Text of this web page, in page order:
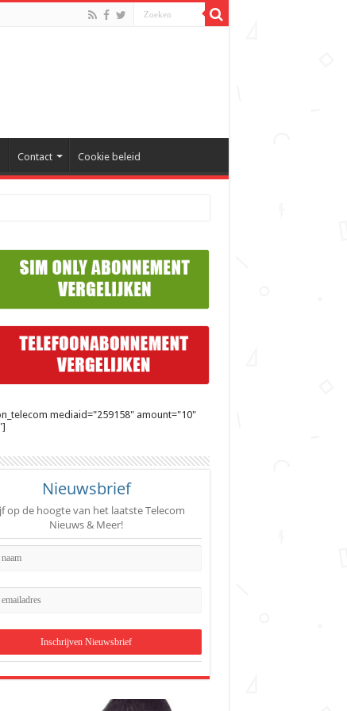
Contact Cookie beleid
mediaid="259158" amount="10"
Nieuwsbrief
op de hoogte van het laatste Telecom
Nieuws & Meer!